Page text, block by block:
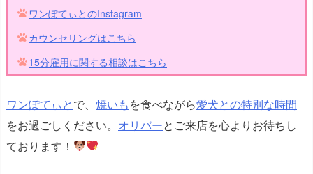
ワンぽてぃとのInstagram
カウンセリングはこちら
15分雇用に関する相談はこちら
ワンぽてぃとで、 焼いもを食べながら愛犬との特別な時間
をお過ごしください。 オリバーとご来店を心よりお待ちし
ております！